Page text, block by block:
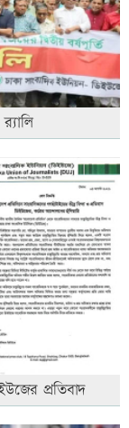
প্রতিবাদ